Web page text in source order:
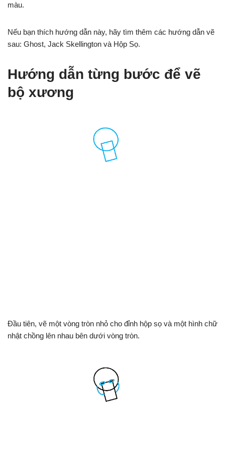
màu.
Nếu bạn thích hướng dẫn này, hãy tìm thêm các hướng dẫn vẽ
sau: Ghost, Jack Skellington và Hộp Sọ.
Hướng dẫn từng bước để vẽ
bộ xương
Đầu tiên, vẽ một vòng tròn nhỏ cho đỉnh hộp sọ và một hình chữ
nhật chồng lên nhau bên dưới vòng tròn.